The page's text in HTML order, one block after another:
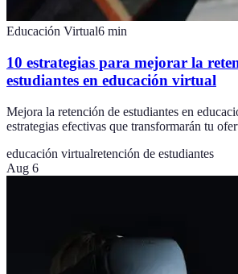
Educación Virtual6 min
10 estrategias para mejorar la
estudiantes en educación virtual
Mejora la retención de estudiantes en
estrategias efectivas que transformarán tu
educación virtualretención de estudiantes
Aug 6